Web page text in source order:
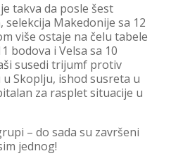
takva da posle šest
Makedonije sa 12
više ostaje na čelu tabele
bodova i Velsa sa 10
susedi trijumf protiv
u Skoplju, ishod susreta u
za rasplet situacije u
– do sada su završeni
jednog!